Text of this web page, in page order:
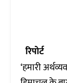
रिपोर्ट
‘हमारी